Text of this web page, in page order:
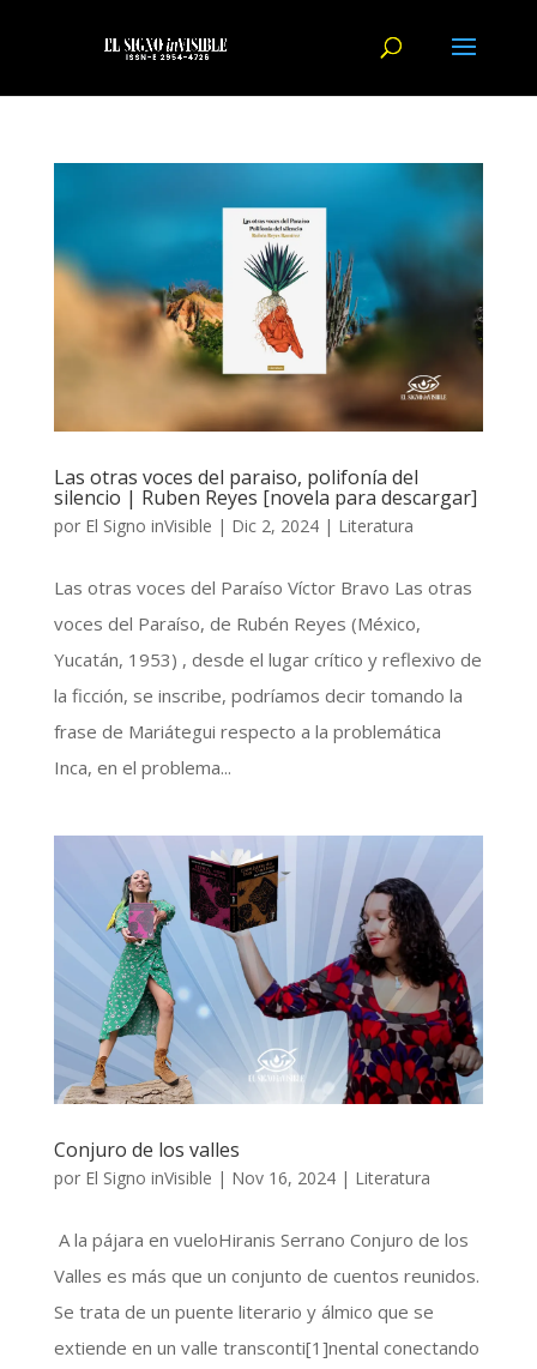
Las otras voces del paraiso, polifonía del
silencio | Ruben Reyes [novela para descargar]
por El Signo inVisible | Dic 2, 2024| Literatura
Las otras voces del Paraíso Víctor Bravo Las otras
voces del Paraíso, de Rubén Reyes (México,
Yucatán, 1953) , desde el lugar crítico y reflexivo de
la ficción, se inscribe, podríamos decir tomando la
frase de Mariátegui respecto a la problemática
Inca, en el problema...
Conjuro de los valles
por El Signo inVisible | Nov 16, 2024| Literatura
A la pájara en vueloHiranis Serrano Conjuro de los
Valles es más que un conjunto de cuentos reunidos.
Se trata de un puente literario y álmico que se
extiende en un valle transconti[1]nental conectando